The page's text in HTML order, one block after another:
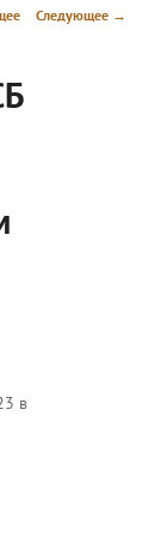
Следующее →
в